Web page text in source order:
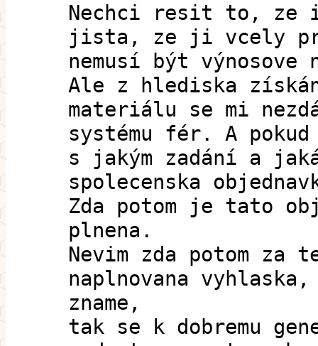
Nechci resit to, ze i
jista, ze ji vcely
nemusí být výnosove
Ale z hlediska
materiálu se mi
systému fér. A
s jakým zadání a
spolecenska
Zda potom je tato
plnena.
Nevim zda potom za
naplnovana vyhlaska,
zname,
tak se k dobremu